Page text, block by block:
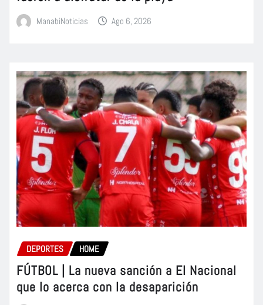
ManabiNoticias Ago 6, 2026
DEPORTES HOME
FÚTBOL | La nueva sanción a El Nacional
que lo acerca con la desaparición